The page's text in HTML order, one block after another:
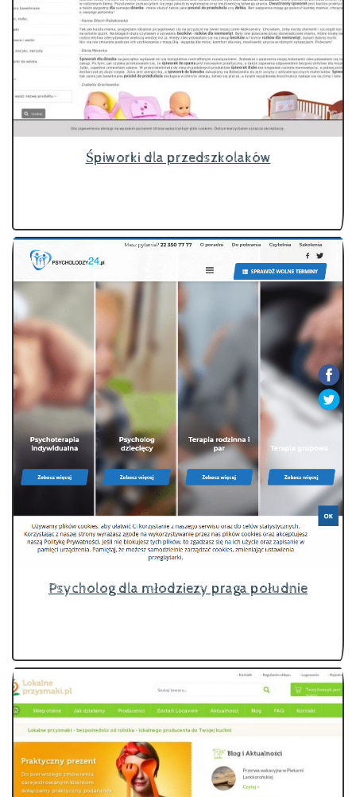
Śpiworki dla przedszkolaków
Psycholog dla młodziezy praga południe